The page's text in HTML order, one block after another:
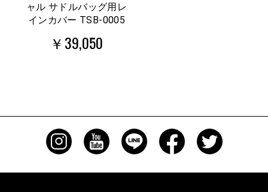
ャル サドルバッグ用レ
インカバー TSB-0005
￥39,050